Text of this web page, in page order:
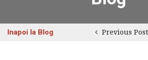
Inapoi la Blog Previous Post